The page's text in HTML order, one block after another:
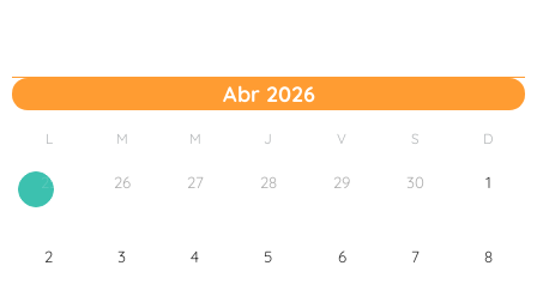
Abr 2026
L M M J V S D
25 26 27 28 29 30 1
2 3 4 5 6 7 8